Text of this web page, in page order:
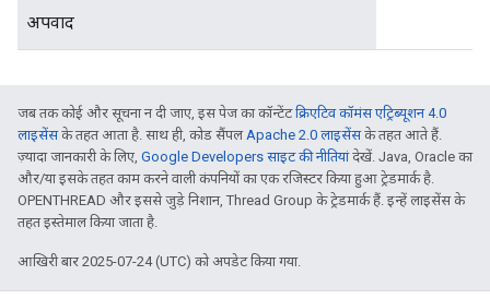
अपवाद
जब तक कोई और सूचना न दी जाए, इस पेज का कॉन्टेंटक्रिएटिव कॉमंस एट्रिब्यूशन 4.0
लाइसेंसके तहत आता है. साथ ही, कोड सैंपलApache 2.0 लाइसेंसके तहत आते हैं.
ज़्यादा जानकारी के लिए, Google Developers साइट की नीतियांदेखें. Java, Oracle का
और/या इसके तहत काम करने वाली कंपनियों का एक रजिस्टर किया हुआ ट्रेडमार्क है.
OPENTHREAD और इससे जुड़े निशान, Thread Group के ट्रेडमार्क हैं. इन्हें लाइसेंस के
तहत इस्तेमाल किया जाता है.
आखिरी बार 2025-07-24 (UTC) को अपडेट किया गया.